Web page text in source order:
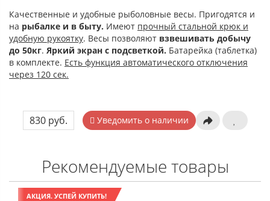
Качественные и удобные рыболовные весы. Пригодятся и
на рыбалке и в быту. Имеют прочный стальной крюк и
удобную рукоятку. Весы позволяют взвешивать добычу
до 50кг. Яркий экран с подсветкой. Батарейка (таблетка)
в комплекте. Есть функция автоматического отключения
через 120 сек.
830 руб. Уведомить о наличии
Рекомендуемые товары
АКЦИЯ. УСПЕЙ КУПИТЬ!